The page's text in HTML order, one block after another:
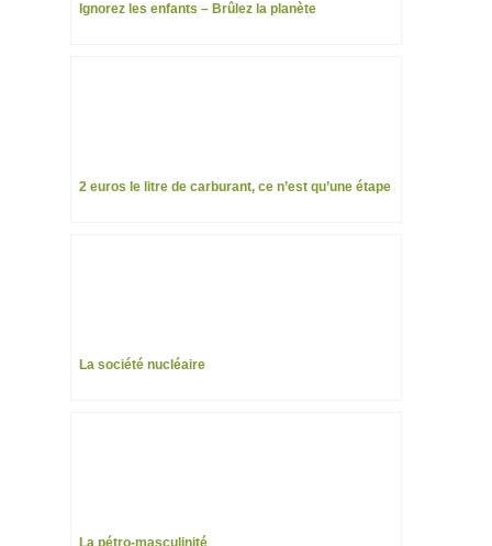
Ignorez les enfants – Brûlez la planète
2 euros le litre de carburant, ce n’est qu’une étape
La société nucléaire